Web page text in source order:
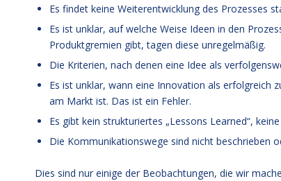
Es findet keine Weiterentwicklung des Prozesses
Es ist unklar, auf welche Weise Ideen in den
Produktgremien gibt, tagen diese unregelmäßig.
Die Kriterien, nach denen eine Idee als
Es ist unklar, wann eine Innovation als erfolgreich
am Markt ist. Das ist ein Fehler.
Es gibt kein strukturiertes „Lessons Learned“,
Die Kommunikationswege sind nicht beschrieben
Dies sind nur einige der Beobachtungen, die wir